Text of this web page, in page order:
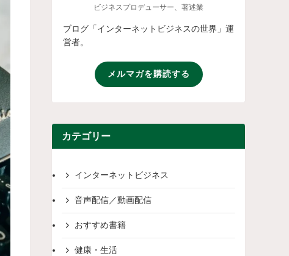
ビジネスプロデューサー、著述業
ブログ「インターネットビジネスの世界」運
営者。
メルマガを購読する
カテゴリー
インターネットビジネス
音声配信／動画配信
おすすめ書籍
健康・生活